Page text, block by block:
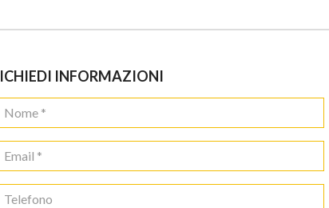
INFORMAZIONI